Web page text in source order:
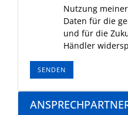
Nutzung
Daten für die
und für die
Händler
SENDEN